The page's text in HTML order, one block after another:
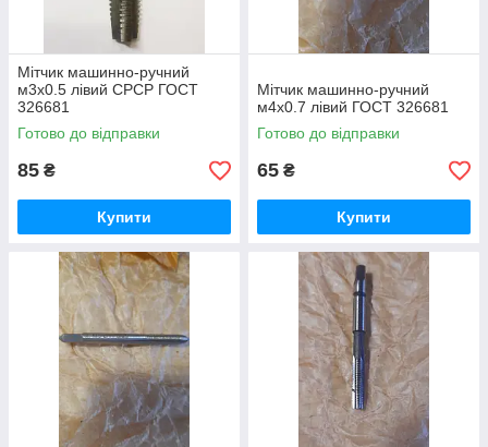
Мітчик машинно-ручний
м3х0.5 лівий СРСР ГОСТ
326681
Готово до відправки
85 ₴
Купити
Мітчик машинно-ручний
м4х0.7 лівий ГОСТ 326681
Готово до відправки
65 ₴
Купити